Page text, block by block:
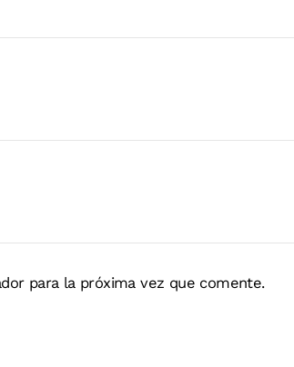
para la próxima vez que comente.